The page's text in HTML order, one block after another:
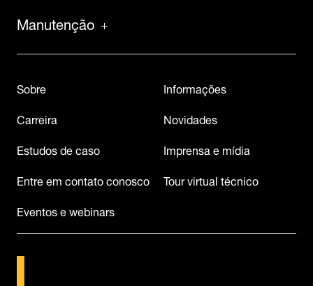
Manutenção
Sobre
Carreira
Estudos de caso
Entre em contato conosco
Eventos e webinars
Informações
Novidades
Imprensa e mídia
Tour virtual técnico